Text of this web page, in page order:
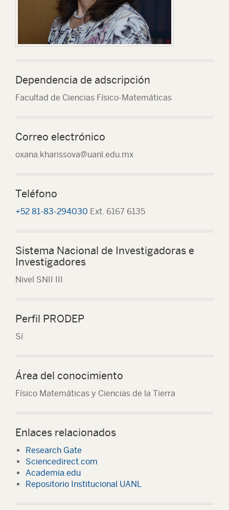
Dependencia de adscripción
Facultad de Ciencias Físico-Matemáticas
Correo electrónico
oxana.kharissova@uanl.edu.mx
Teléfono
+52 81-83-294030 Ext. 6167 6135
Sistema Nacional de Investigadoras e
Investigadores
Nivel SNII III
Perfil PRODEP
Sí
Área del conocimiento
Físico Matemáticas y Ciencias de la Tierra
Enlaces relacionados
Research Gate
Sciencedirect.com
Academia.edu
Repositorio Institucional UANL